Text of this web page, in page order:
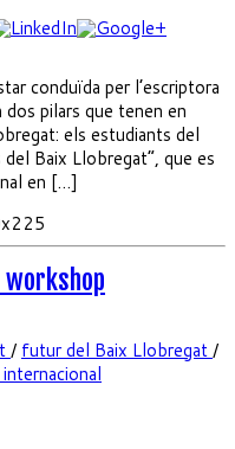
conduïda per l’escriptora
pilars que tenen en
els estudiants del
Baix Llobregat”, que es
en […]
/ futur del Baix Llobregat/